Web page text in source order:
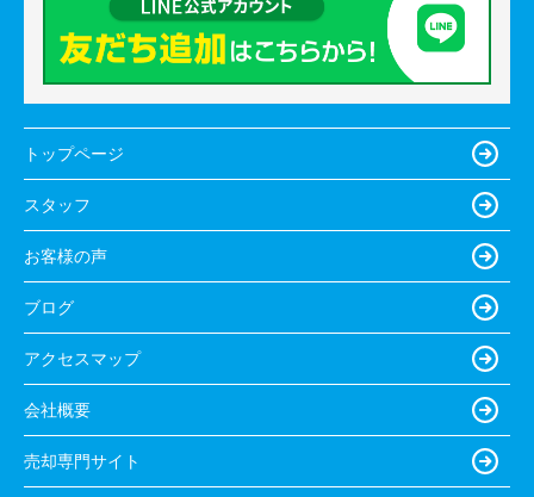
トップページ
スタッフ
お客様の声
ブログ
アクセスマップ
会社概要
売却専門サイト